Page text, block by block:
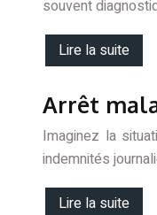
souvent
Lire la suite
Arrêt
Imaginez la
indemnités
Lire la suite